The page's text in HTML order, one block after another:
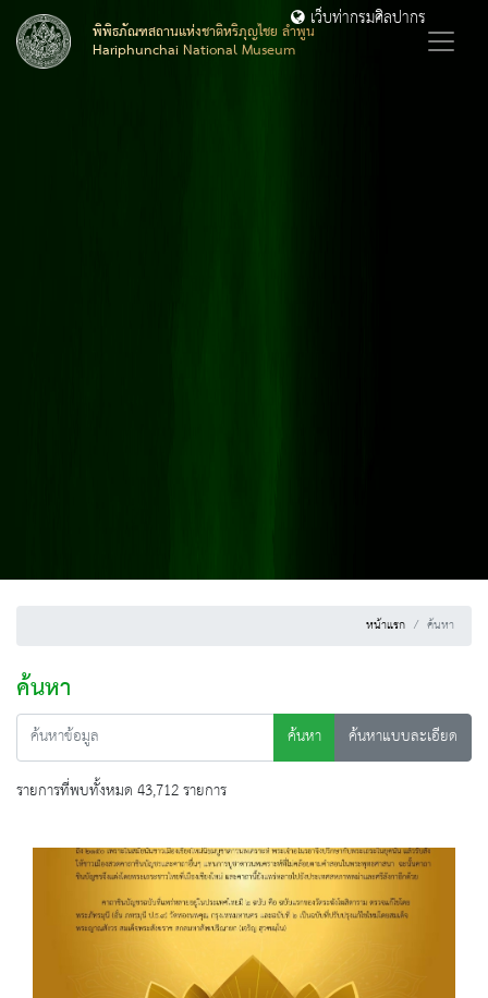
พิพิธภัณฑสถานแห่งชาติหริภุญไชย ลำพูน
Hariphunchai National Museum
เว็บท่ากรมศิลปากร
หน้าแรก ค้นหา
ค้นหา
ค้นหา
ค้นหาแบบละเอียด
รายการที่พบทั้งหมด 43,712 รายการ